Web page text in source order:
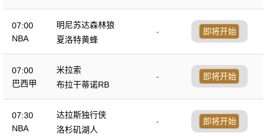
07:00
NBA
明尼苏达森林狼
-
夏洛特黄蜂
即将开始
07:00
巴西甲
米拉索
-
布拉干蒂诺RB
即将开始
07:30
NBA
达拉斯独行侠
-
洛杉矶湖人
即将开始